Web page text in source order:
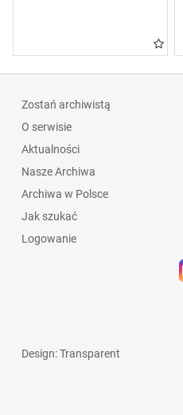
Zostań archiwistą
O serwisie
Aktualności
Nasze Archiwa
Archiwa w Polsce
Jak szukać
Logowanie
Design: Transparent